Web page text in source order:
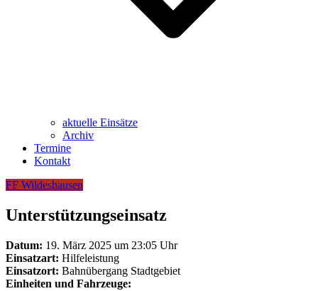
aktuelle Einsätze
Archiv
Termine
Kontakt
FF Wildeshausen
Unterstützungseinsatz
Datum: 19. März 2025 um 23:05 Uhr
Einsatzart: Hilfeleistung
Einsatzort: Bahnübergang Stadtgebiet
Einheiten und Fahrzeuge: